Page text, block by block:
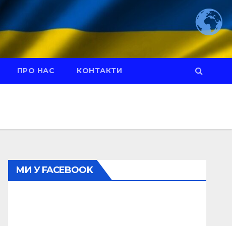
ПРО НАС КОНТАКТИ
МИ У FACEBOOK